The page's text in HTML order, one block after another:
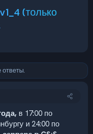
(только
в 17:00 по
и 24:00 по